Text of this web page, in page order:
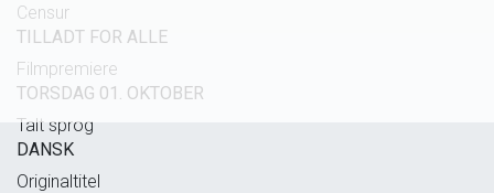
Censur
TILLADT FOR ALLE
Filmpremiere
TORSDAG 01. OKTOBER
Talt sprog
DANSK
Originaltitel